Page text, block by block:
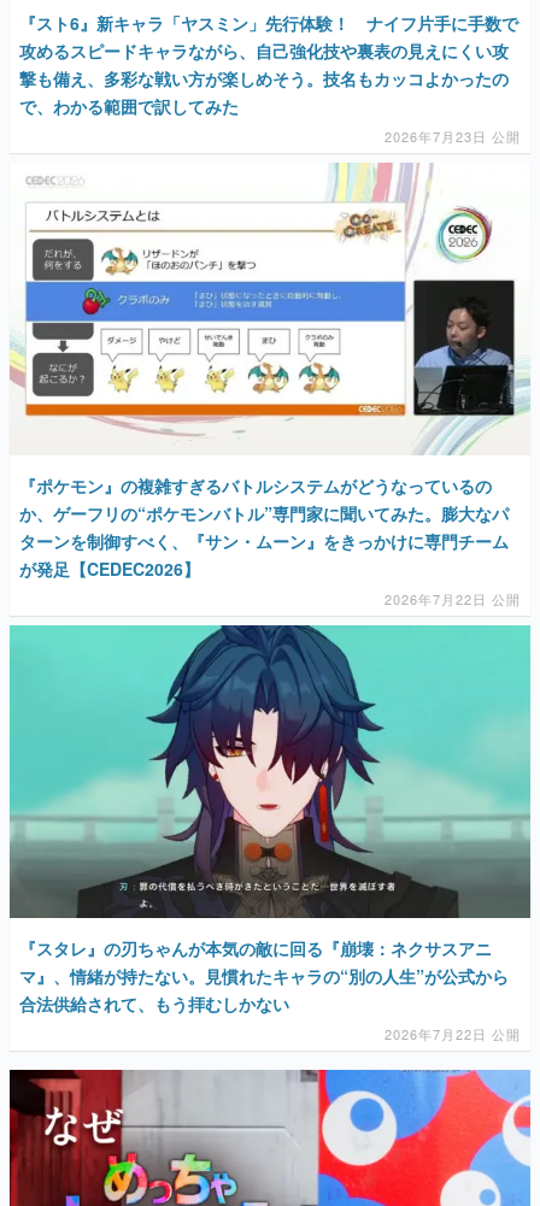
『スト6』新キャラ「ヤスミン」先行体験！ ナイフ片手に手数で
攻めるスピードキャラながら、自己強化技や裏表の見えにくい攻
撃も備え、多彩な戦い方が楽しめそう。技名もカッコよかったの
で、わかる範囲で訳してみた
2026年7月23日 公開
『ポケモン』の複雑すぎるバトルシステムがどうなっているの
か、ゲーフリの“ポケモンバトル”専門家に聞いてみた。膨大なパ
ターンを制御すべく、『サン・ムーン』をきっかけに専門チーム
が発足【CEDEC2026】
2026年7月22日 公開
『スタレ』の刃ちゃんが本気の敵に回る『崩壊：ネクサスアニ
マ』、情緒が持たない。見慣れたキャラの“別の人生”が公式から
合法供給されて、もう拝むしかない
2026年7月22日 公開